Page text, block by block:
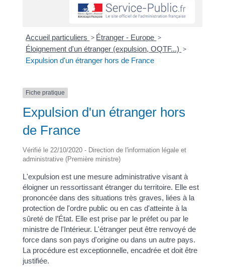
Accueil particuliers > Étranger - Europe >
Éloignement d'un étranger (expulsion, OQTF...) >
Expulsion d'un étranger hors de France
Fiche pratique
Expulsion d'un étranger hors
de France
Vérifié le 22/10/2020 - Direction de l'information légale et
administrative (Première ministre)
L'expulsion est une mesure administrative visant à
éloigner un ressortissant étranger du territoire. Elle est
prononcée dans des situations très graves, liées à la
protection de l'ordre public ou en cas d'atteinte à la
sûreté de l’État. Elle est prise par le préfet ou par le
ministre de l'Intérieur. L'étranger peut être renvoyé de
force dans son pays d'origine ou dans un autre pays.
La procédure est exceptionnelle, encadrée et doit être
justifiée.